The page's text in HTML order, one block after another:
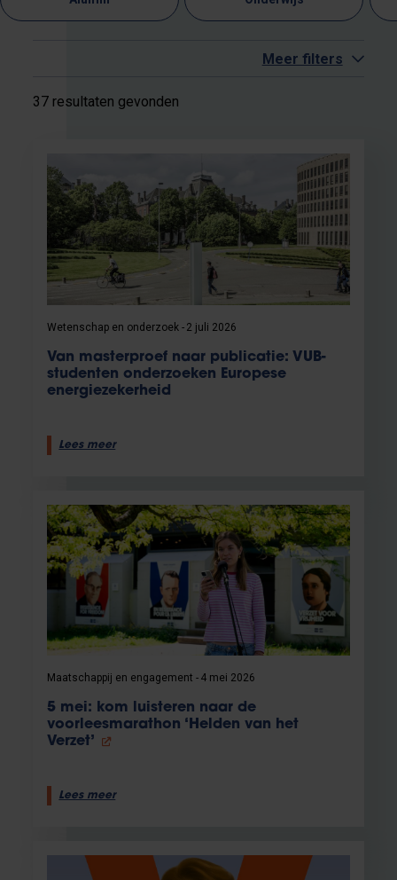
Meer filters
37 resultaten gevonden
Wetenschap en onderzoek 2 juli 2026
Van masterproef naar publicatie: VUB-
studenten onderzoeken Europese
energiezekerheid
Lees meer
Maatschappij en engagement 4 mei 2026
5 mei: kom luisteren naar de
voorleesmarathon ‘Helden van het
Verzet’
Lees meer